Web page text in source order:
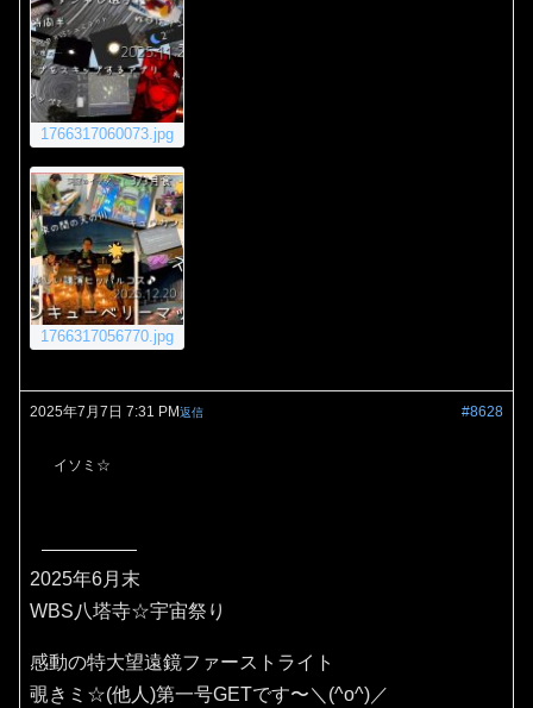
1766317060073.jpg
1766317056770.jpg
2025年7月7日 7:31 PM #8628
返信
イソミ☆
2025年6月末
WBS八塔寺☆宇宙祭り
感動の特大望遠鏡ファーストライト
覗きミ☆(他人)第一号GETです〜＼(^o^)／